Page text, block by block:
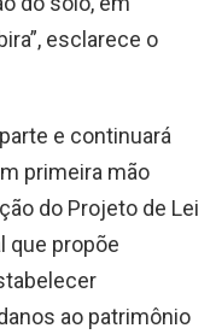
esclarece o
e continuará
primeira mão
do Projeto de Lei
que propõe
ao patrimônio